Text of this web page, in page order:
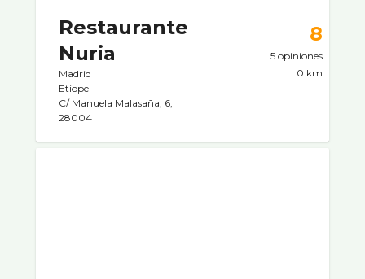
Restaurante
Nuria
Madrid
Etiope
C/ Manuela Malasaña, 6,
28004
8
5 opiniones
0 km